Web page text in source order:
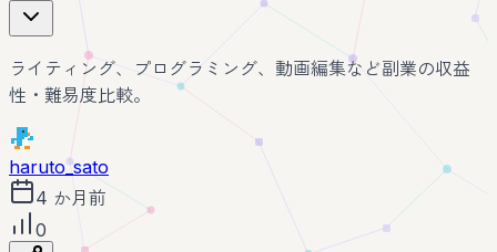
ライティング、プログラミング、動画編集など副業の収益
性・難易度比較。
haruto_sato
4 か月前
0